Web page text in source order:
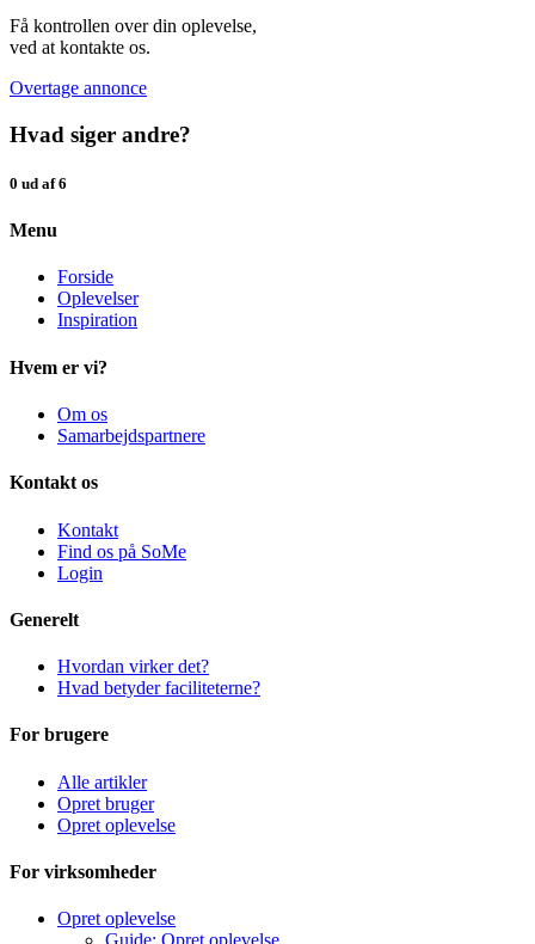
Få kontrollen over din oplevelse,
ved at kontakte os.
Overtage annonce
Hvad siger andre?
0 ud af 6
Menu
Forside
Oplevelser
Inspiration
Hvem er vi?
Om os
Samarbejdspartnere
Kontakt os
Kontakt
Find os på SoMe
Login
Generelt
Hvordan virker det?
Hvad betyder faciliteterne?
For brugere
Alle artikler
Opret bruger
Opret oplevelse
For virksomheder
Opret oplevelse